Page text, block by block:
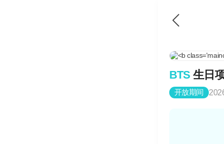
BTS 生日
开放期间